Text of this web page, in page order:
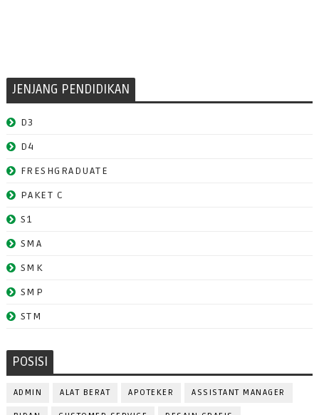
JENJANG PENDIDIKAN
D3
D4
FRESHGRADUATE
PAKET C
S1
SMA
SMK
SMP
STM
POSISI
ADMIN ALAT BERAT APOTEKER ASSISTANT MANAGER